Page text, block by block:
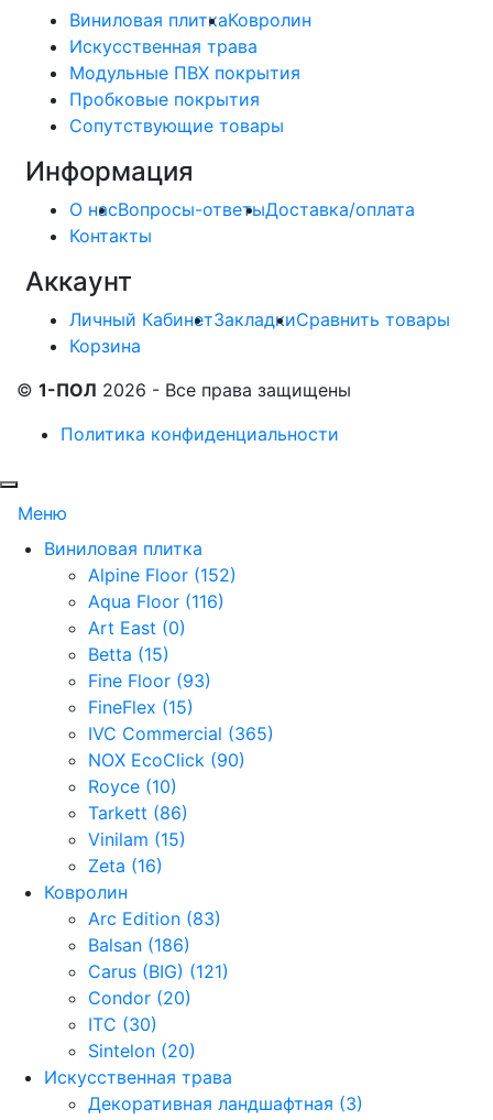
Виниловая плиткаКовролин
Искусственная трава
Модульные ПВХ покрытия
Пробковые покрытия
Сопутствующие товары
Информация
О насВопросы-ответыДоставка/оплата
Контакты
Аккаунт
Личный КабинетЗакладкиСравнить товары
Корзина
© 1-ПОЛ 2026 - Все права защищены
Политика конфиденциальности
Меню
Виниловая плитка
Alpine Floor (152)
Aqua Floor (116)
Art East (0)
Betta (15)
Fine Floor (93)
FineFlex (15)
IVC Commercial (365)
NOX EcoClick (90)
Royce (10)
Tarkett (86)
Vinilam (15)
Zeta (16)
Ковролин
Arc Edition (83)
Balsan (186)
Carus (BIG) (121)
Condor (20)
ITC (30)
Sintelon (20)
Искусственная трава
Декоративная ландшафтная (3)